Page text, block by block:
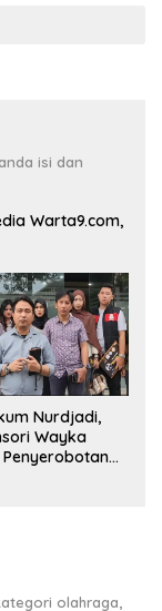
isi dan
Warta9.com,
Nurdjadi,
Wayka
olahraga,